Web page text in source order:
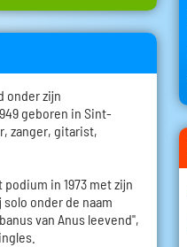
onder zijn
geboren in Sint-
zanger, gitarist,
in 1973 met zijn
onder de naam
van Anus leevend",